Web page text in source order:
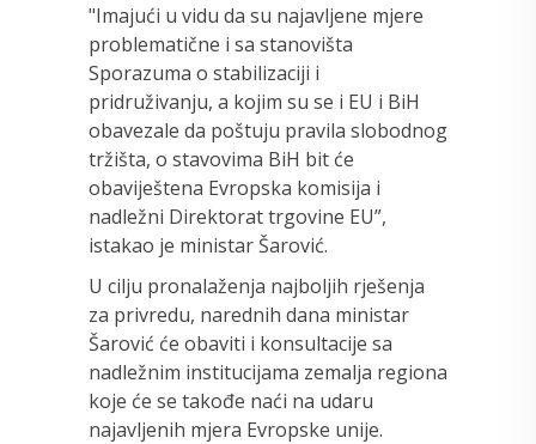
"Imajući u vidu da su najavljene mjere
problematične i sa stanovišta
Sporazuma o stabilizaciji i
pridruživanju, a kojim su se i EU i BiH
obavezale da poštuju pravila slobodnog
tržišta, o stavovima BiH bit će
obaviještena Evropska komisija i
nadležni Direktorat trgovine EU”,
istakao je ministar Šarović.
U cilju pronalaženja najboljih rješenja
za privredu, narednih dana ministar
Šarović će obaviti i konsultacije sa
nadležnim institucijama zemalja regiona
koje će se takođe naći na udaru
najavljenih mjera Evropske unije.